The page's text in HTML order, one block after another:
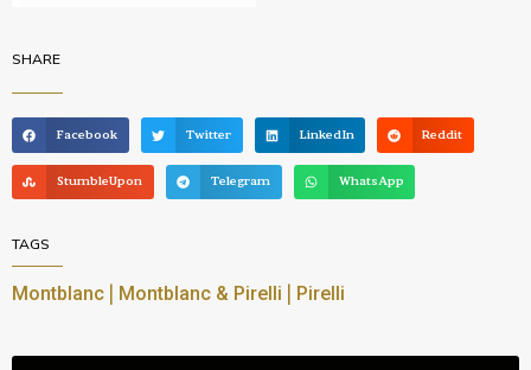
SHARE
Facebook Twitter LinkedIn Reddit
StumbleUpon Telegram WhatsApp
TAGS
Montblanc | Montblanc & Pirelli | Pirelli